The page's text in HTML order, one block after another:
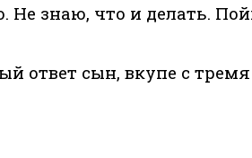
Не знаю, что и делать.
ответ сын, вкупе с